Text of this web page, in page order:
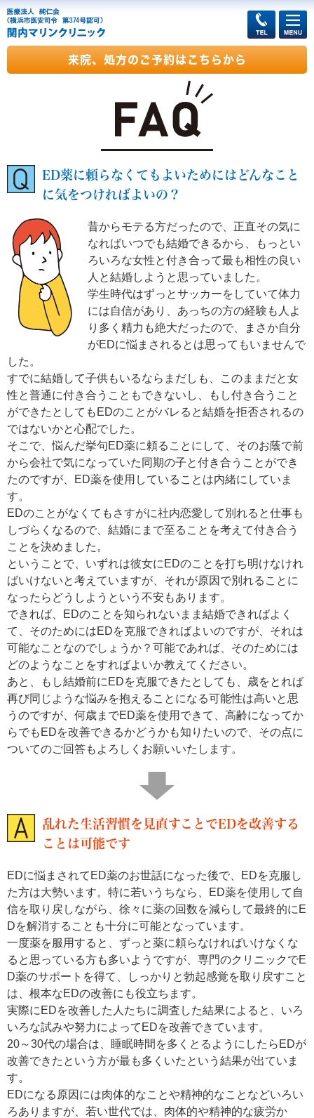
来院、処方のご予約はこちらから
ED薬に頼らなくてもよいためにはどんなこと
に気をつければよいの？
昔からモテる方だったので、正直その気に
なればいつでも結婚できるから、もっとい
ろいろな女性と付き合って最も相性の良い
人と結婚しようと思っていました。
学生時代はずっとサッカーをしていて体力
には自信があり、あっちの方の経験も人よ
り多く精力も絶大だったので、まさか自分
がEDに悩まされるとは思ってもいませんで
した。
すでに結婚して子供もいるならまだしも、このままだと女
性と普通に付き合うこともできないし、もし付き合うこと
ができたとしてもEDのことがバレると結婚を拒否されるの
ではないかと心配でした。
そこで、悩んだ挙句ED薬に頼ることにして、そのお蔭で前
から会社で気になっていた同期の子と付き合うことができ
たのですが、ED薬を使用していることは内緒にしていま
す。
EDのことがなくてもさすがに社内恋愛して別れると仕事も
しづらくなるので、結婚にまで至ることを考えて付き合う
ことを決めました。
ということで、いずれは彼女にEDのことを打ち明けなけれ
ばいけないと考えていますが、それが原因で別れることに
なったらどうしようという不安もあります。
できれば、EDのことを知られないまま結婚できればよく
て、そのためにはEDを克服できればよいのですが、それは
可能なことなのでしょうか？可能であれば、そのためには
どのようなことをすればよいか教えてください。
あと、もし結婚前にEDを克服できたとしても、歳をとれば
再び同じような悩みを抱えることになる可能性は高いと思
うのですが、何歳までED薬を使用できて、高齢になってか
らでもEDを改善できるかどうかも知りたいので、その点に
ついてのご回答もよろしくお願いいたします。
乱れた生活習慣を見直すことでEDを改善する
ことは可能です
EDに悩まされてED薬のお世話になった後で、EDを克服し
た方は大勢います。特に若いうちなら、ED薬を使用して自
信を取り戻しながら、徐々に薬の回数を減らして最終的にE
Dを解消することも十分に可能となっています。
一度薬を服用すると、ずっと薬に頼らなければいけなくな
ると思っている方も多いようですが、専門のクリニックでE
D薬のサポートを得て、しっかりと勃起感覚を取り戻すこと
は、根本なEDの改善にも役立ちます。
実際にEDを改善した人たちに調査した結果によると、いろ
いろな試みや努力によってEDを改善できています。
20～30代の場合は、睡眠時間を多くとるようにしたらEDが
改善できたという方が最も多くいたという結果が出ていま
す。
EDになる原因には肉体的なことや精神的なことなどいろい
ろありますが、若い世代では、肉体的や精神的な疲労か